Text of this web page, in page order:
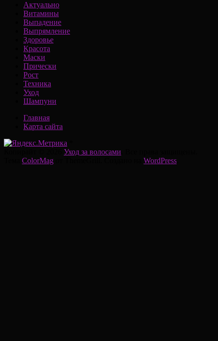
Актуально
Витамины
Выпадение
Выпрямление
Здоровье
Красота
Маски
Прически
Рост
Техника
Уход
Шампуни
Главная
Карта сайта
Уход за волосами
ColorMag WordPress